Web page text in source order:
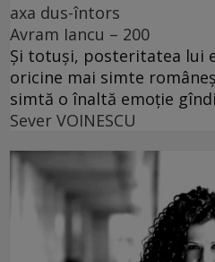
axa dus-întors
Avram Iancu – 200
Și totuși, posteritatea lui
oricine mai simte
simtă o înaltă emoție
Sever VOINESCU